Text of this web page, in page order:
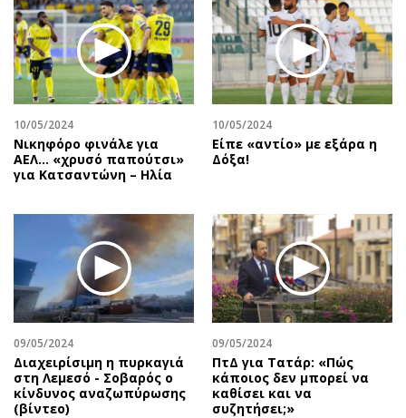
10/05/2024
Νικηφόρο φινάλε για
ΑΕΛ… «χρυσό παπούτσι»
για Κατσαντώνη – Ηλία
10/05/2024
Είπε «αντίο» με εξάρα η
Δόξα!
09/05/2024
Διαχειρίσιμη η πυρκαγιά
στη Λεμεσό - Σοβαρός ο
κίνδυνος αναζωπύρωσης
(βίντεο)
09/05/2024
ΠτΔ για Τατάρ: «Πώς
κάποιος δεν μπορεί να
καθίσει και να
συζητήσει;»